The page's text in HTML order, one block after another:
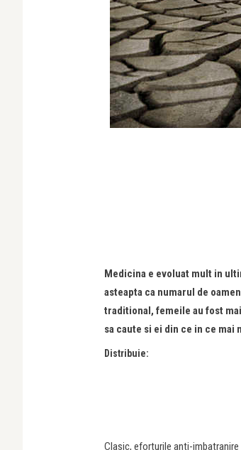
Medicina e evoluat mult in
asteapta ca numarul de
traditional, femeile au fost
sa caute si ei din ce in ce
Distribuie:
Clasic, eforturile anti-